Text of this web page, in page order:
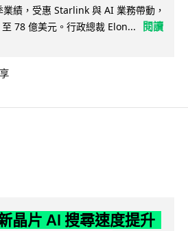
績，受惠 Starlink 與 AI 業務帶動，
78 億美元。行政總裁 Elon...
閱讀
晶片 AI 搜尋速度提升